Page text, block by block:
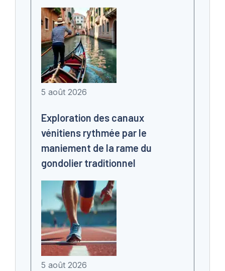
5 août 2026
Exploration des canaux
vénitiens rythmée par le
maniement de la rame du
gondolier traditionnel
5 août 2026